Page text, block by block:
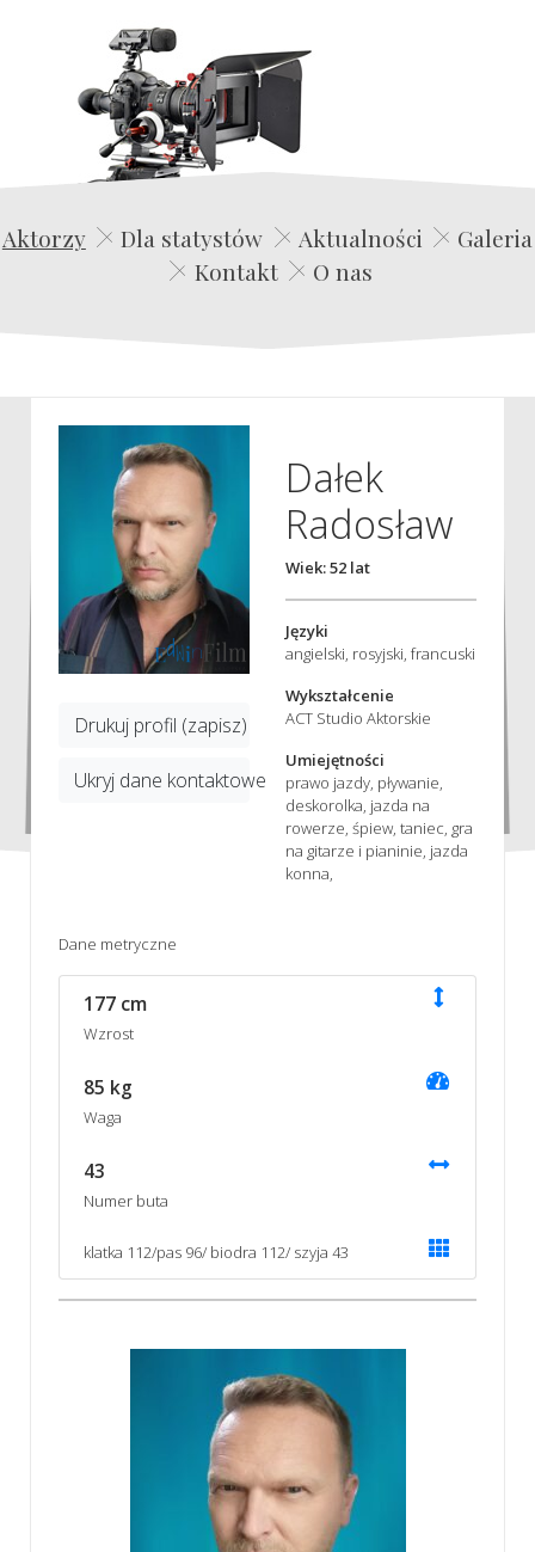
Edwin Film Agencja Aktorska
Aktorzy Dla statystów Aktualności
Galeria
Kontakt
O nas
Drukuj profil (zapisz)
Ukryj dane kontaktowe
Dałek
Radosław
Wiek: 52 lat
Języki
angielski, rosyjski, francuski
Wykształcenie
ACT Studio Aktorskie
Umiejętności
prawo jazdy, pływanie,
deskorolka, jazda na
rowerze, śpiew, taniec, gra
na gitarze i pianinie, jazda
konna,
Dane metryczne
177 cm
Wzrost
85 kg
Waga
43
Numer buta
klatka 112/pas 96/ biodra 112/ szyja 43